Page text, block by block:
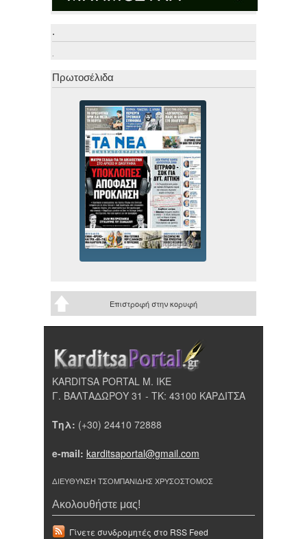
.
.
Πρωτοσέλιδα
Επιστροφή στην κορυφή
KARDITSA PORTAL Μ. ΙΚΕ
Γ. ΒΑΛΤΑΔΩΡΟΥ 31 - ΤΚ: 43100 ΚΑΡΔΙΤΣΑ
Τηλ: (+30) 24410 72888
e-mail: karditsaportal@gmail.com
ΔΙΕΥΘΥΝΣΗ ΤΣΟΜΠΑΝΙΔΗΣ ΧΡΥΣΟΣΤΟΜΟΣ
Ακολουθήστε μας!
Γίνετε συνδρομητές στο RSS Feed